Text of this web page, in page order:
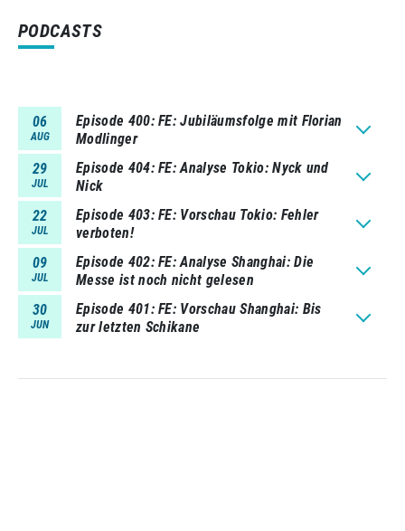
PODCASTS
06
AUG
Episode 400 FE: Jubiläumsfolge mit Florian
Modlinger
29
JUL
Episode 404 FE: Analyse Tokio: Nyck und
Nick
22
JUL
Episode 403 FE: Vorschau Tokio: Fehler
verboten!
09
JUL
Episode 402 FE: Analyse Shanghai: Die
Messe ist noch nicht gelesen
30
JUN
Episode 401 FE: Vorschau Shanghai: Bis
zur letzten Schikane